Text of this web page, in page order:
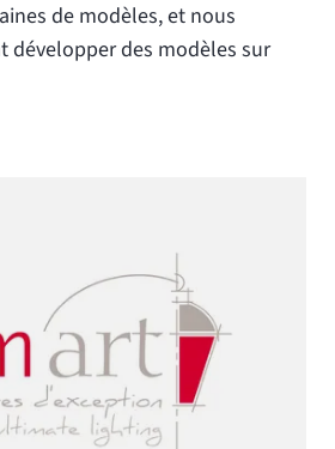
de modèles, et nous
développer des modèles sur